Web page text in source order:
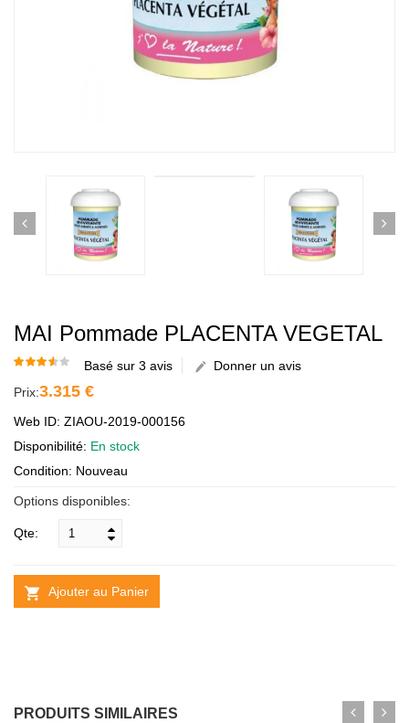
MAI Pommade PLACENTA VEGETAL
Basé sur 3 avis
Donner un avis
Prix:3.315 €
Web ID: ZIAOU-2019-000156
Disponibilité: En stock
Condition: Nouveau
Options disponibles:
Qte:
Ajouter au Panier
PRODUITS SIMILAIRES